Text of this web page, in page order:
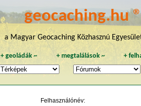
geocaching.hu
a Magyar Geocaching Közhasznú
+geoládák ~ + megtalálások~ +
Felhasználónév: